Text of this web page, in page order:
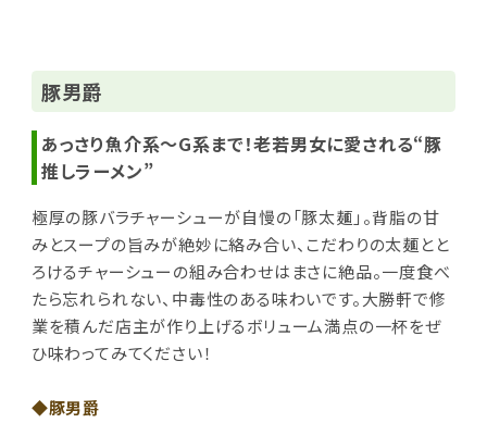
豚男爵
あっさり魚介系～G系まで！老若男女に愛される“豚
推しラーメン”
極厚の豚バラチャーシューが自慢の「豚太麺」。背脂の甘
みとスープの旨みが絶妙に絡み合い、こだわりの太麺とと
ろけるチャーシューの組み合わせはまさに絶品。一度食べ
たら忘れられない、中毒性のある味わいです。大勝軒で修
業を積んだ店主が作り上げるボリューム満点の一杯をぜ
ひ味わってみてください！
◆豚男爵